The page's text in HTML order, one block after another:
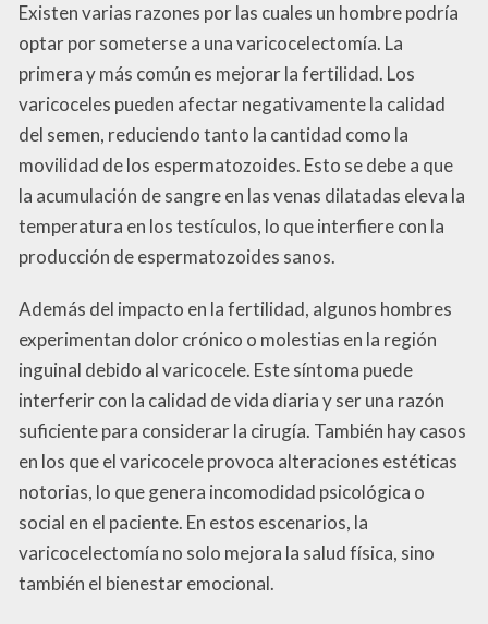
Existen varias razones por las cuales un hombre podría
optar por someterse a una varicocelectomía. La
primera y más común es mejorar la fertilidad. Los
varicoceles pueden afectar negativamente la calidad
del semen, reduciendo tanto la cantidad como la
movilidad de los espermatozoides. Esto se debe a que
la acumulación de sangre en las venas dilatadas eleva la
temperatura en los testículos, lo que interfiere con la
producción de espermatozoides sanos.
Además del impacto en la fertilidad, algunos hombres
experimentan dolor crónico o molestias en la región
inguinal debido al varicocele. Este síntoma puede
interferir con la calidad de vida diaria y ser una razón
suficiente para considerar la cirugía. También hay casos
en los que el varicocele provoca alteraciones estéticas
notorias, lo que genera incomodidad psicológica o
social en el paciente. En estos escenarios, la
varicocelectomía no solo mejora la salud física, sino
también el bienestar emocional.